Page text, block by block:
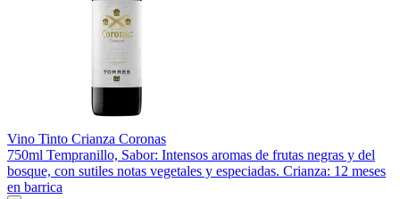
Vino Tinto Crianza Coronas
750ml Tempranillo, Sabor: Intensos aromas de frutas negras y del
bosque, con sutiles notas vegetales y especiadas. Crianza: 12 meses
en barrica